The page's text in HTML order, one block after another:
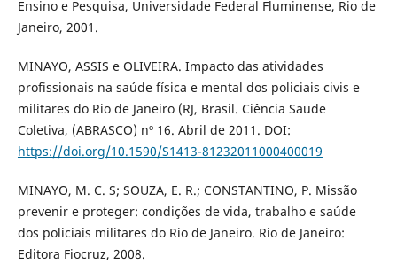
Ensino e Pesquisa, Universidade Federal Fluminense, Rio de
Janeiro, 2001.
MINAYO, ASSIS e OLIVEIRA. Impacto das atividades
profissionais na saúde física e mental dos policiais civis e
militares do Rio de Janeiro (RJ, Brasil. Ciência Saude
Coletiva, (ABRASCO) nº 16. Abril de 2011. DOI:
https://doi.org/10.1590/S1413-81232011000400019
MINAYO, M. C. S; SOUZA, E. R.; CONSTANTINO, P. Missão
prevenir e proteger: condições de vida, trabalho e saúde
dos policiais militares do Rio de Janeiro. Rio de Janeiro:
Editora Fiocruz, 2008.